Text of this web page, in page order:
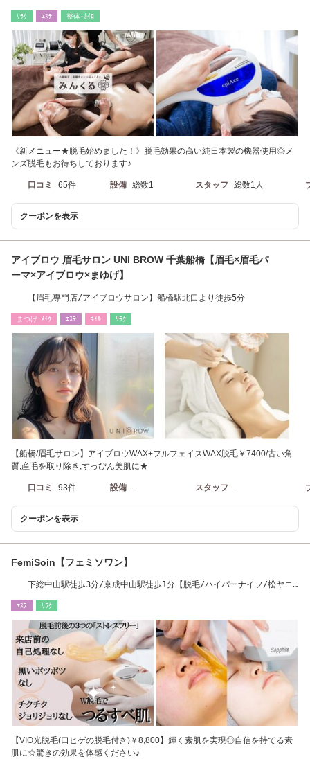
ﾘﾗｸ ｴｽﾃ 整体･ｶｲﾛ
《新メニュー★脱毛始めました！》脱毛効果の高い純日本製の機器使用◎メ
ンズ脱毛もお待ちしております♪
口コミ 65件 設備 総数1 スタッフ 総数1人
クーポンを表示
アイブロウ 眉毛サロン UNI BROW 千葉船橋【眉毛×眉毛パ
ーマ×アイブロウ×まゆげ】
【眉毛専門店/アイブロウサロン】船橋駅北口より徒歩5分
まつげ･ﾒｲｸ ｴｽﾃ ﾈｲﾙ ﾘﾗｸ
【船橋/眉毛サロン】アイブロウWAX+フルフェイスWAX脱毛￥7400/古い角
質,産毛を取り除き,すっぴん美肌に★
口コミ 93件 設備 - スタッフ -
クーポンを表示
FemiSoin【フェミソワン】
下総中山駅徒歩3分/京成中山駅徒歩1分【脱毛/ハイパーナイフ/松ヤニ/
ｴｽﾃ ﾘﾗｸ
【VIO光脱毛(口ヒゲの脱毛付き)￥8,800】輝く素肌を実現◎自信を持てる素
肌に☆驚きの効果を体感ください♪